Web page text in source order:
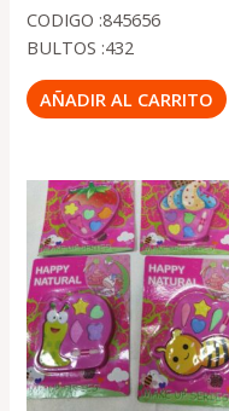
CODIGO :845656
BULTOS :432
AÑADIR AL CARRITO